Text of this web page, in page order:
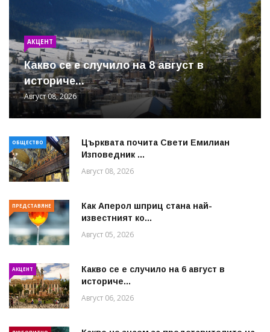
АКЦЕНТ
Какво се е случило на 8 август в
историче...
Август 08, 2026
ОБЩЕСТВО
Църквата почита Свeти Емилиан
Изповедник ...
Август 08, 2026
ПРЕДСТАВЯНЕ
Как Аперол шприц стана най-
известният ко...
Август 05, 2026
АКЦЕНТ
Какво се е случило на 6 август в
историче...
Август 06, 2026